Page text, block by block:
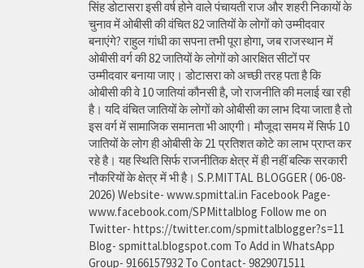
सिंह डोटासरा इसी वर्ष होने वाले पंचायती राज और शहरी निकायों के
चुनाव में ओबीसी की वंचित 82 जातियों के लोगों को उम्मीदवार
बनाएंगे? राहुल गांधी का सपना तभी पूरा होगा, जब राजस्थान में
ओबीसी वर्ग की 82 जातियों के लोगों को आरक्षित सीटों पर
उम्मीदवार बनाया जाए। डोटासरा को अच्छी तरह पता है कि
ओबीसी की वे 10 जातियां कौनसी है, जो राजनीति की मलाई खा रही
है। यदि वंचित जातियों के लोगों को ओबीसी का लाभ दिया जाता है तो
इस वर्ग में सामाजिक समानता भी आएगी। मौजूदा समय में सिर्फ 10
जातियों के लोग ही ओबीसी के 21 प्रतिशत कोटे का लाभ प्राप्त कर
रहे है। यह स्थिति सिर्फ राजनीतिक क्षेत्र में ही नहीं बल्कि सरकारी
नौकरियों के क्षेत्र में भी है। S.P.MITTAL BLOGGER ( 06-08-
2026) Website- www.spmittal.in Facebook Page-
www.facebook.com/SPMittalblog Follow me on
Twitter- https://twitter.com/spmittalblogger?s=11
Blog- spmittal.blogspot.com To Add in WhatsApp
Group- 9166157932 To Contact- 9829071511